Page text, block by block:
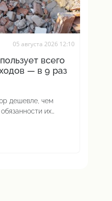
05 августа 2026 12:10
всего
— в 9 раз
дешевле, чем
их